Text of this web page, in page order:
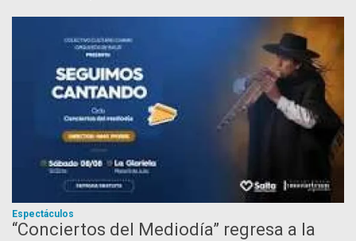
Espectáculos
“Conciertos del Mediodía” regresa a la